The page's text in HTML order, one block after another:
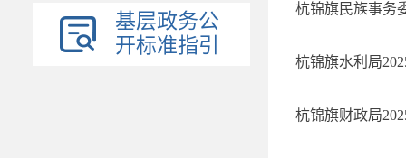
基层政务公
开标准指引
杭锦旗民族事务
杭锦旗水利局
杭锦旗财政局